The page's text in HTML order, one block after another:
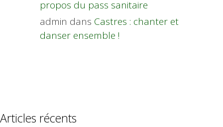
propos du pass sanitaire
admin dans Castres : chanter et
danser ensemble !
Articles récents